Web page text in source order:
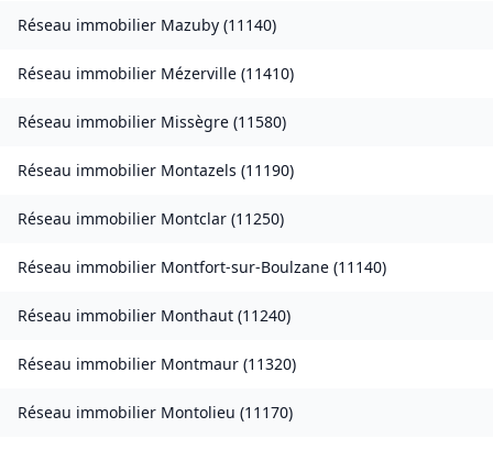
Réseau immobilier Mazuby (11140)
Réseau immobilier Mézerville (11410)
Réseau immobilier Missègre (11580)
Réseau immobilier Montazels (11190)
Réseau immobilier Montclar (11250)
Réseau immobilier Montfort-sur-Boulzane (11140)
Réseau immobilier Monthaut (11240)
Réseau immobilier Montmaur (11320)
Réseau immobilier Montolieu (11170)